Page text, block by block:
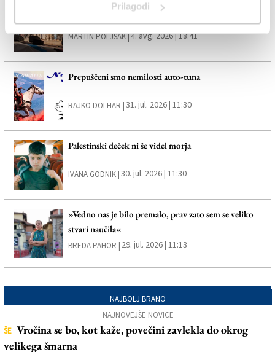
Prilagodi
Brezmejni ritmi navdušili tržaško publiko
MARTIN POLJSAK |4. avg. 2026 | 18:41
Prepuščeni smo nemilosti auto-tuna
RAJKO DOLHAR |31. jul. 2026 | 11:30
Palestinski deček ni še videl morja
IVANA GODNIK |30. jul. 2026 | 11:30
»Vedno nas je bilo premalo, prav zato sem se veliko
stvari naučila«
BREDA PAHOR | 29. jul. 2026 | 11:13
NAJBOLJ BRANO
NAJNOVEJŠE NOVICE
ŠE Vročina se bo, kot kaže, povečini zavlekla do okrog
velikega šmarna